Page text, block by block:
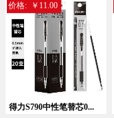
得力S790中性笔替芯0...
价格: ￥11.00
暂无相关记录！